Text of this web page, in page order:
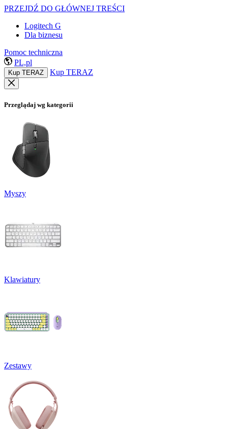
PRZEJDŹ DO GŁÓWNEJ TREŚCI
Logitech G
Dla biznesu
Pomoc techniczna
PL,pl
Kup TERAZ Kup TERAZ
Przeglądaj wg kategorii
Myszy
Klawiatury
Zestawy